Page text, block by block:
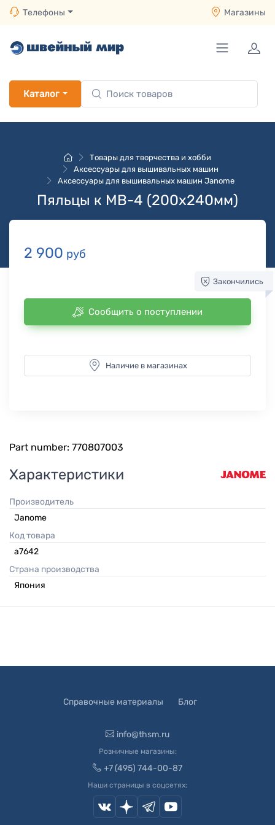
Телефоны Магазины
Каталог
Товары для творчества и хобби
Аксессуары для вышивальных машин
Аксессуары для вышивальных машин Janome
Пяльцы к MB-4 (200x240мм)
2 900 руб
Закончились
Сообщить о поступлении
Наличие в магазинах
Part number: 770807003
Характеристики
Производитель
Janome
Код товара
a7642
Страна производства
Япония
Справочные материалы Блог
info@thsm.ru
Розничные магазины:
+7 (495) 744-00-87
Наши страницы в соцсетях: